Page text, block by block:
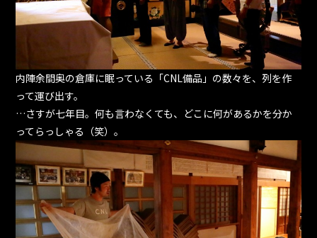
内陣余間奥の倉庫に眠っている「CNL備品」の数々を、列を作
って運び出す。
…さすが七年目。何も言わなくても、どこに何があるかを分か
ってらっしゃる（笑）。